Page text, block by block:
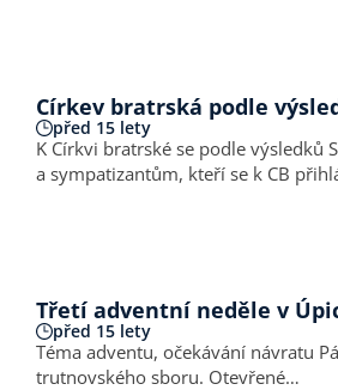
Církev bratrská podle
před 15 lety
K Církvi bratrské se podle výsledků
a sympatizantům, kteří se k CB
Třetí adventní neděle v
před 15 lety
Téma adventu, očekávání návratu
trutnovského sboru. Otevřené…